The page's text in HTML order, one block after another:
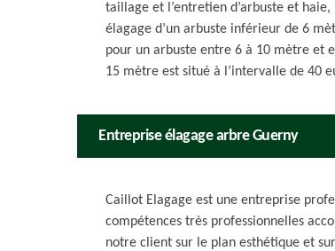
taillage et l’entretien d’arbuste et
élagage d’un arbuste inférieur de 6
pour un arbuste entre 6 à 10 mètre et
15 mètre est situé à l’intervalle de 40
Entreprise élagage arbre Guerny
Caillot Elagage est une entreprise
compétences très professionnelles
notre client sur le plan esthétique et